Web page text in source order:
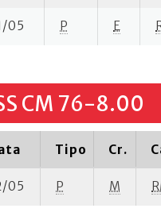
05 P E
CM 76-8.00
Tipo Cr.
05 P M